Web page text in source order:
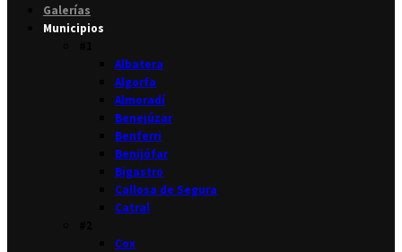
Galerías
Municipios
Albatera
Algorfa
Almoradí
Benejúzar
Benferri
Benijófar
Bigastro
Callosa de Segura
Catral
Cox